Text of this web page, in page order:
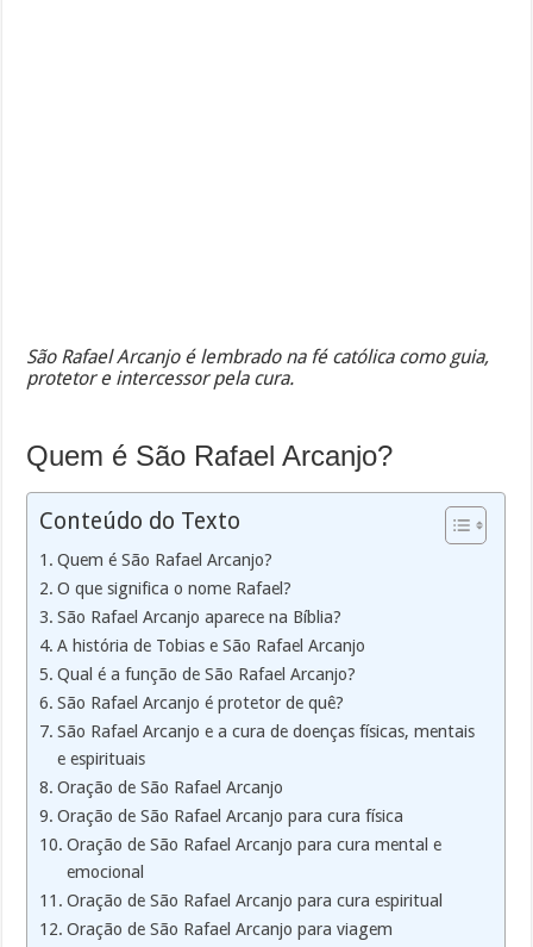
São Rafael Arcanjo é lembrado na fé católica como guia,
protetor e intercessor pela cura.
Quem é São Rafael Arcanjo?
Conteúdo do Texto
Quem é São Rafael Arcanjo?
O que significa o nome Rafael?
São Rafael Arcanjo aparece na Bíblia?
A história de Tobias e São Rafael Arcanjo
Qual é a função de São Rafael Arcanjo?
São Rafael Arcanjo é protetor de quê?
São Rafael Arcanjo e a cura de doenças físicas, mentais
e espirituais
Oração de São Rafael Arcanjo
Oração de São Rafael Arcanjo para cura física
Oração de São Rafael Arcanjo para cura mental e
emocional
Oração de São Rafael Arcanjo para cura espiritual
Oração de São Rafael Arcanjo para viagem